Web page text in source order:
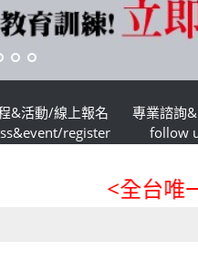
&活動/線上報名
register
專業諮詢
follow
<全台唯